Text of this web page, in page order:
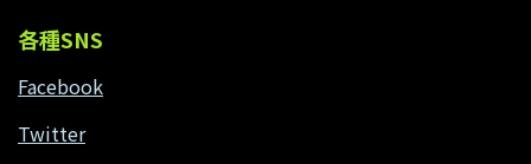
各種SNS
Facebook
Twitter